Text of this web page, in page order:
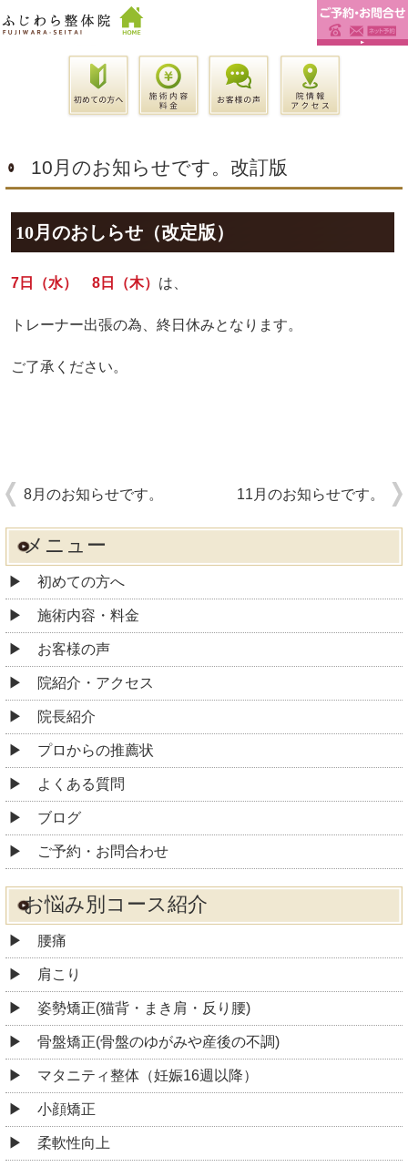
10月のお知らせです。改訂版
10月のおしらせ（改定版）
7日（水） 8日（木） は、
トレーナー出張の為、終日休みとなります。
ご了承ください。
8月のお知らせです。 11月のお知らせです。
メニュー
初めての方へ
施術内容・料金
お客様の声
院紹介・アクセス
院長紹介
プロからの推薦状
よくある質問
ブログ
ご予約・お問合わせ
お悩み別コース紹介
腰痛
肩こり
姿勢矯正(猫背・まき肩・反り腰)
骨盤矯正(骨盤のゆがみや産後の不調)
マタニティ整体（妊娠16週以降）
小顔矯正
柔軟性向上